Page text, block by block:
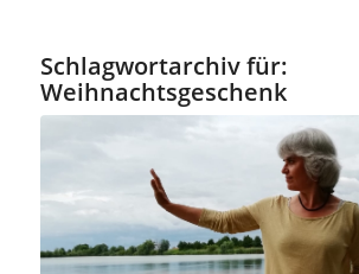
Schlagwortarchiv für:
Weihnachtsgeschenk